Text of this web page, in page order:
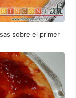
sobre el primer